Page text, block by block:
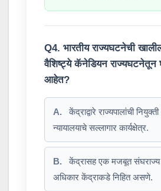
Q4. भारतीय राज्यघटनेची
वैशिष्ट्ये कॅनेडियन राज्यघटनेतून
आहेत?
A.
केंद्राद्वारे राज्यपालांची
न्यायालयाचे सल्लागार कार्यक्षेत्र.
B.
केंद्रासह एक मजबूत
अधिकार केंद्राकडे निहित असणे.